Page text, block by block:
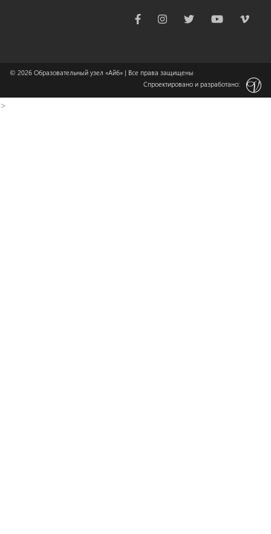
© 2026 Образовательный узел «Айб» | Все права защищены
Спроектировано и разработано:
>